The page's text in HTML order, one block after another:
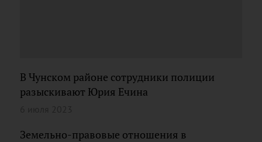
В Чунском районе сотрудники полиции
разыскивают Юрия Ечина
Земельно-правовые отношения в